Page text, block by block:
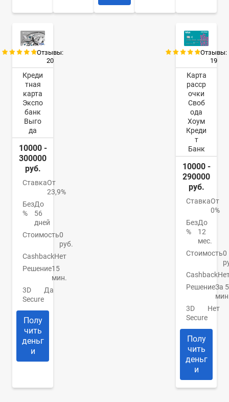
Отзывы:
20
Креди
тная
карта
Экспо
банк
Выго
да
10000 -
300000
руб.
СтавкаОт
23,9%
Без
%
До
56
дней
Стоимость0
руб.
CashbackНет
Решение15
мин.
3D
Secure
Да
Полу
чить
деньг
и
Отзывы:
19
Карта
расср
очки
Своб
ода
Хоум
Креди
т
Банк
10000 -
290000
руб.
СтавкаОт
0%
Без
%
До
12
мес.
Стоимость0
Cashback
РешениеЗа 5
3D
Secure
Нет
Полу
чить
деньг
и